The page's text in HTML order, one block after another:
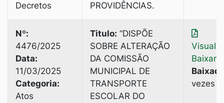
Decretos
PROVIDÊNCIAS.
Nº:
4476/2025
Data:
11/03/2025
Categoria:
Atos
Titulo: “DISPÕE
SOBRE ALTERAÇÃO
DA COMISSÃO
MUNICIPAL DE
TRANSPORTE
ESCOLAR DO
Baixar
vezes